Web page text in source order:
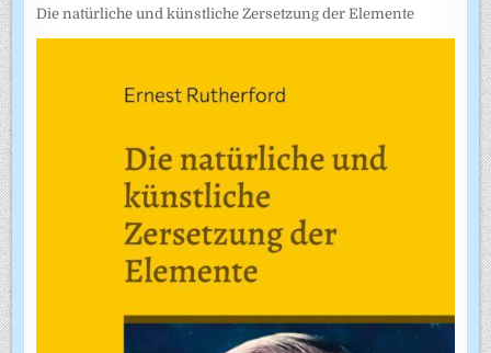
Die natürliche und künstliche Zersetzung der Elemente